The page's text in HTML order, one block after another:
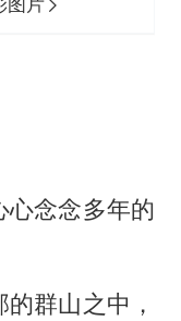
念念多年的
群山之中，